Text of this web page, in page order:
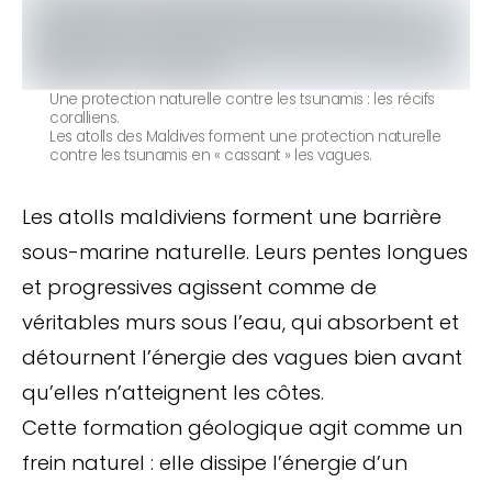
Une protection naturelle contre les tsunamis : les récifs
coralliens.
Les atolls des Maldives forment une protection naturelle
contre les tsunamis en « cassant » les vagues.
Les atolls maldiviens forment une barrière
sous-marine naturelle. Leurs pentes longues
et progressives agissent comme de
véritables murs sous l’eau, qui absorbent et
détournent l’énergie des vagues bien avant
qu’elles n’atteignent les côtes.
Cette formation géologique agit comme un
frein naturel : elle dissipe l’énergie d’un